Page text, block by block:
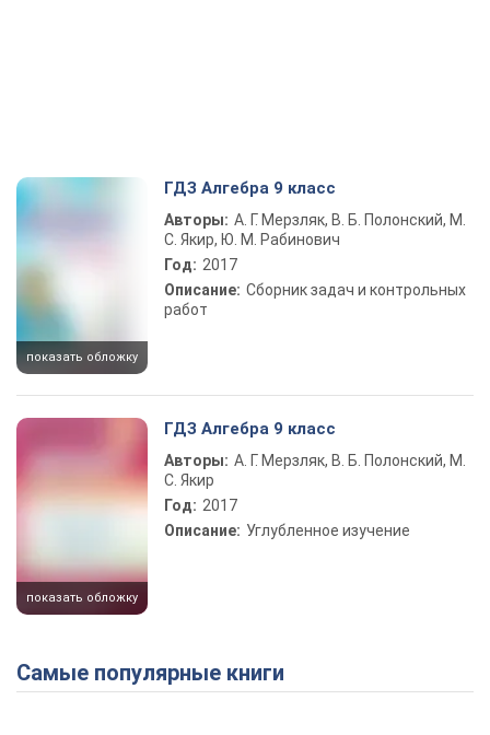
показать обложку
ГДЗ Алгебра 9 класс
Авторы: А. Г. Мерзляк, В. Б. Полонский, М.
С. Якир, Ю. М. Рабинович
Год: 2017
Описание: Сборник задач и контрольных
работ
показать обложку
ГДЗ Алгебра 9 класс
Авторы: А. Г. Мерзляк, В. Б. Полонский, М.
С. Якир
Год: 2017
Описание: Углубленное изучение
Самые популярные книги